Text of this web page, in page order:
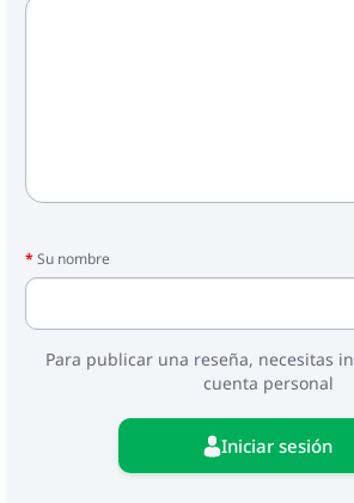
Su nombre
Para publicar una reseña, necesitas
cuenta personal
Iniciar sesión